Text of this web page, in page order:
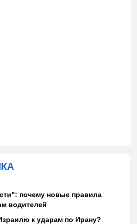
почему новые правила
водителей
к ударам по Ирану?